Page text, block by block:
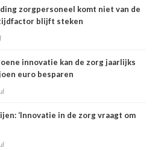
zorgpersoneel komt niet van de
blijft steken
innovatie kan de zorg jaarlijks
euro besparen
‘Innovatie in de zorg vraagt om